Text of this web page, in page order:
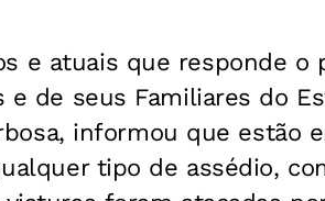
e atuais que responde o
de seus Familiares do
informou que estão
tipo de assédio,